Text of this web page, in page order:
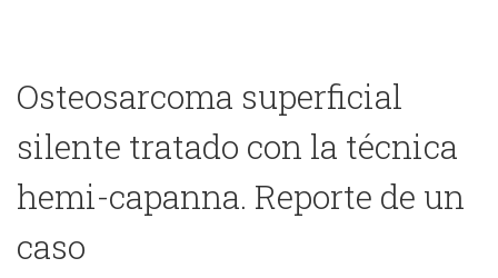
Osteosarcoma superficial
silente tratado con la técnica
hemi-capanna. Reporte de un
caso